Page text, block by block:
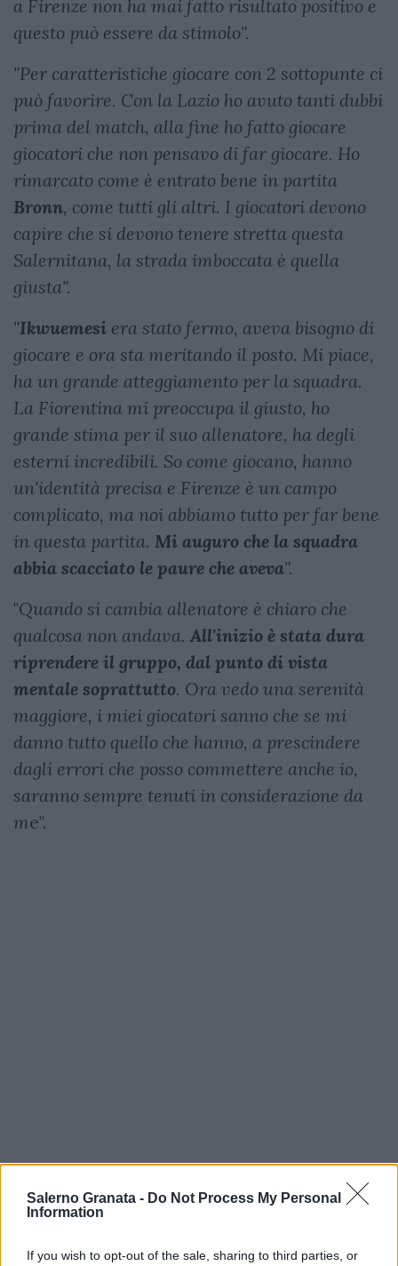
Salerno Granata - Do Not Process My Personal
Information
If you wish to opt-out of the sale, sharing to third parties, or
a Firenze non ha mai fatto risultato positivo e
questo può essere da stimolo".
"Per caratteristiche giocare con 2 sottopunte ci
può favorire. Con la Lazio ho avuto tanti dubbi
prima del match, alla fine ho fatto giocare
giocatori che non pensavo di far giocare. Ho
rimarcato come è entrato bene in partita
Bronn, come tutti gli altri. I giocatori devono
capire che si devono tenere stretta questa
Salernitana, la strada imboccata è quella
giusta".
"Ikwuemesi era stato fermo, aveva bisogno di
giocare e ora sta meritando il posto. Mi piace,
ha un grande atteggiamento per la squadra.
La Fiorentina mi preoccupa il giusto, ho
grande stima per il suo allenatore, ha degli
esterni incredibili. So come giocano, hanno
un'identità precisa e Firenze è un campo
complicato, ma noi abbiamo tutto per far bene
in questa partita. Mi auguro che la squadra
abbia scacciato le paure che aveva".
"Quando si cambia allenatore è chiaro che
qualcosa non andava. All'inizio è stata dura
riprendere il gruppo, dal punto di vista
mentale soprattutto. Ora vedo una serenità
maggiore, i miei giocatori sanno che se mi
danno tutto quello che hanno, a prescindere
dagli errori che posso commettere anche io,
saranno sempre tenuti in considerazione da
me".